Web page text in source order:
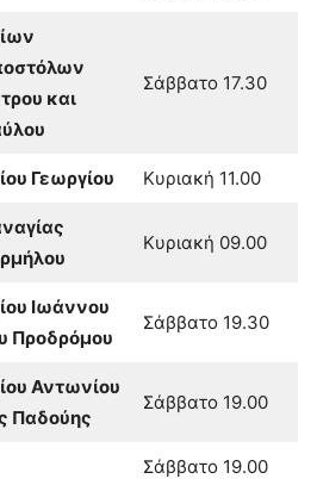
και
Σάββατο 17.30
Γεωργίου Κυριακή 11.00
Κυριακή 09.00
Ιωάννου
Προδρόμου
Σάββατο 19.30
Αντωνίου
Παδούης
Σάββατο 19.00
Σάββατο 19.00